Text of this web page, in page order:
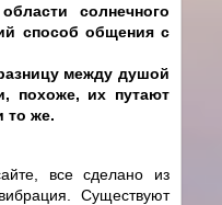
солнечного
способ общения с
между душой
похоже, их путают
то же.
все сделано из
Существуют